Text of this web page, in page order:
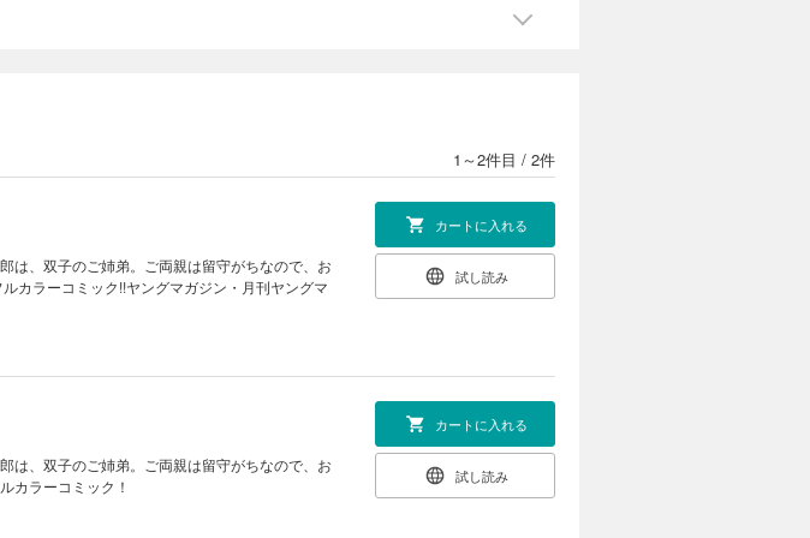
1～2件目 / 2件
は、双子のご姉弟。ご両親は留守がちなので、お
カラーコミック!!ヤングマガジン・月刊ヤングマ
カートに入れる
試し読み
は、双子のご姉弟。ご両親は留守がちなので、お
カラーコミック！
カートに入れる
試し読み